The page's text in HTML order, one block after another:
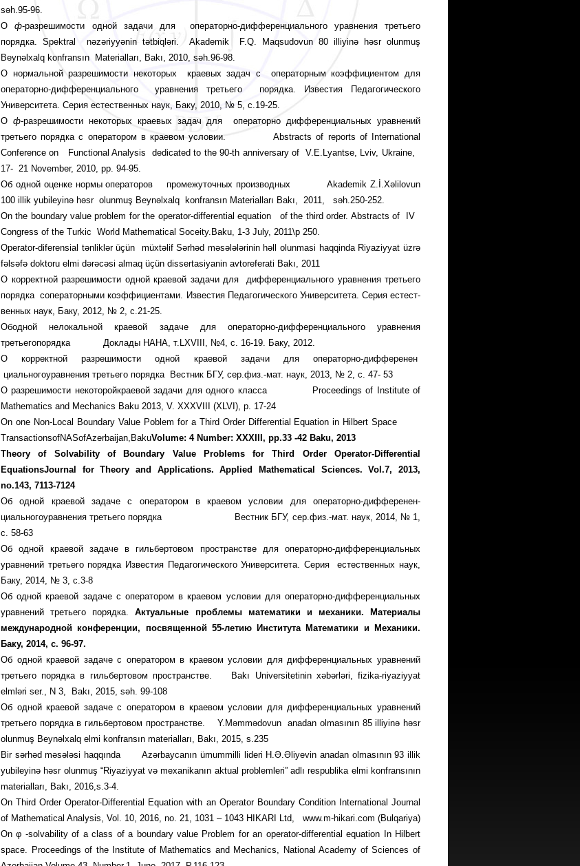
səh.95-96.
Оф-разрешимости одной задачи для операторно-диффе­рен­­­­­ци­аль­­­ного урав­­нения третьего
порядка. Spektral nəzəriyyənin tətbiqləri. Akademik F.Q. Maqsudovun 80 illiyinə həsr olunmuş
Beynəlxalq konfransın Materialları, Bakı, 2010, səh.96-98.
О нормальной разрешимости некоторых краевых задач с операторным коэф­фициентом для
операторно-диффе­рен­ци­аль­­­ного урав­нения третьего порядка. Известия Педагогического
Университета. Серия ес­тест­венных наук, Баку, 2010, № 5, с.19-25.
О ф-разрешимости некоторых крае­вых задач для опера­торно диф­ферен­ци­аль­ных уравнений
треть­его порядка с оператором в краевом условии. Abstracts of reports of International
Conference on Functional Analysis dedicated to the 90-th anniversary of V.E.Lyantse, Lviv, Ukraine,
17- 21 November, 2010, pp. 94-95.
Oб одной оценке нормы операто­ров промежу­точных производных Akademik Z.İ.Xəlilovun
100 illik yubileyinə həsr olunmuş Beynəlxalq konfransın Materialları Bakı, 2011, səh.250-252.
On the boundary value problem for the operator-differential equation of the third order. Abstracts of IV
Congress of the Turkic World Mathematical Soceity.Baku, 1-3 July, 2011\p 250.
Operator-diferensial tənliklər üçün müxtəlif Sərhəd məsələlərinin həll olunmasi haqqinda Riyaziyyat üzrə
fəlsəfə doktoru elmi dərəcəsi almaq üçün dissertasiyanin avtoreferati Bakı, 2011
О корректной разре­шимости одной краевой задачи для дифферен­циального уравнения третьего
порядка сопера­тор­ными коэффи­циен­тами. Известия Педагоги­ческого Университета. Серия ес­тест­
венных наук, Баку, 2012, № 2, с.21-25.
Ободной нелокаль­ной краевой задаче для операторно-диф­фе­рен­­циального урав­­нения
третьегопорядка Доклады НАНА, т.LXVIII, №4, c. 16-19. Баку, 2012.
О корректной разре­ши­мости одной крае­вой задачи для операторно-дифферен­ен­
циальногоуравнения третьего порядка Вестник БГУ, сер.физ.-мат. наук, 2013, № 2, с. 47- 53
O разрешимости не­ко­торойкраевой зада­чи для одного класса Proceedings of Institute of
Mathematics and Mechanics Baku 2013, V. XXXVIII (XLVI), p. 17-24
On one Non-Local Boundary Value Poblem for a Third Order Differential Equation in Hilbert Space
TransactionsofNASofAzerbaijan,BakuVolume: 4 Number: XXXIII, pp.33 -42 Baku, 2013
Theory of Solvability of Boundary Value Problems for Third Order Operator-Differential
EquationsJournal for Theory and Applications. Applied Mathematical Sciences. Vol.7, 2013,
no.143, 7113-7124
Об одной крае­вой задаче с оператором в краевом условии для операторно-дифферен­ен­
циальногоуравнения третьего порядка Вестник БГУ, сер.физ.-мат. наук, 2014, № 1,
с. 58-63
Об одной краевой задаче в гильбертовом пространстве для опера­торно-дифференциаль­ных
уравнений третьего порядка Известия Педагоги­ческого Университета. Серия ес­тест­венных наук,
Баку, 2014, № 3, с.3-8
Об одной краевой задаче с оператором в краевом условии для операторно-дифферен­циаль­ных
уравнений третьего порядка.Актуальные проблемы математики и механики. Материалы
международной конференции, посвященной 55-летию Института Математики и Механики.
Баку, 2014, с. 96-97.
Об одной краевой задаче с оператором в краевом условии для дифференциальных уравнений
третьего порядка в гильбертовом пространстве. Bakı Universitetinin xəbərləri, fizika-riyaziyyat
elmləri ser., N 3, Bakı, 2015, səh. 99-108
Об одной краевой задаче с оператором в краевом условии для дифференциальных уравнений
третьего порядка в гильбертовом пространстве. Y.Məmmədovun anadan olmasının 85 illiyinə həsr
olunmuş Beynəlxalq elmi konfransın materialları, Bakı, 2015, s.235
Bir sərhəd məsələsi haqqında Azərbaycanın ümummilli lideri H.Ə.Əliyevin anadan olmasının 93 illik
yubileyinə həsr olunmuş “Riyaziyyat və mexanikanın aktual problemleri” adlı respublika elmi konfransının
materialları, Bakı, 2016,s.3-4.
On Third Order Operator-Differential Equation with an Operator Boundary Condition International Journal
of Mathematical Analysis, Vol. 10, 2016, no. 21, 1031 – 1043 HIKARI Ltd, www.m-hikari.com (Bulqariya)
On φ -solvability of a class of a boundary value Problem for an operator-differential equation In Hilbert
space. Proceedings of the Institute of Mathematics and Mechanics, National Academy of Sciences of